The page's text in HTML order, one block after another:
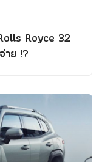
Royce 32
าย !?